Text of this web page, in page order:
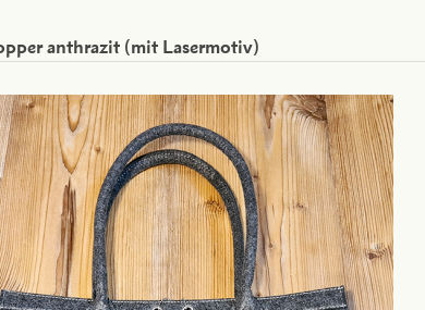
anthrazit (mit Lasermotiv)